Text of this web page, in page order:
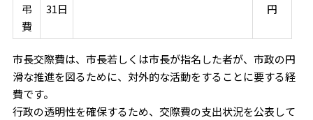
弔
費
31日
円
市長交際費は、市長若しくは市長が指名した者が、市政の円
滑な推進を図るために、対外的な活動をすることに要する経
費です。
行政の透明性を確保するため、交際費の支出状況を公表して